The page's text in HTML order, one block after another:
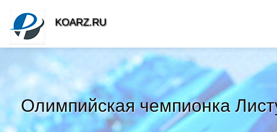
Олимпийская чемпионка
KOARZ.RU